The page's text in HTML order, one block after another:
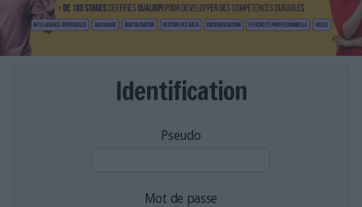
VIE NUMÉRIQUE
NUMÉRIQUE RESPONSABLE
Identification
Pseudo
Mot de passe